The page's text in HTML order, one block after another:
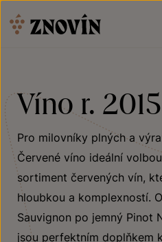
Víno r. 2015
Pro milovníky plných a
Červené víno ideální
sortiment červených vín,
hloubkou a komplexností.
Sauvignon po jemný Pinot
jsou perfektním doplňkem